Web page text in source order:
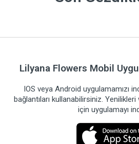
Lilyana Flowers Mobil
IOS veya Android uygulamamızı
bağlantıları kullanabilirsiniz.
için uygulamayı